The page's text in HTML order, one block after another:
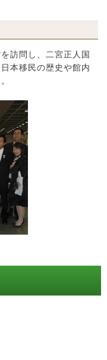
訪問し、二宮正人国
本移民の歴史や館内